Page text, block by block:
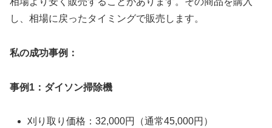
し、相場に戻ったタイミングで販売します。
私の成功事例：
事例1：ダイソン掃除機
刈り取り価格：32,000円（通常45,000円）